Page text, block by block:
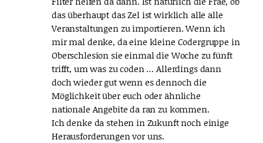
das überhaupt das Zel ist wirklich alle alle
Veranstaltungen zu importieren. Wenn ich
mir mal denke, da eine kleine Codergruppe in
Oberschlesion sie einmal die Woche zu fünft
trifft, um was zu coden … Allerdings dann
doch wieder gut wenn es dennoch die
Möglichkeit über euch oder ähnliche
nationale Angebite da ran zu kommen.
Ich denke da stehen in Zukunft noch einige
Herausforderungen vor uns.